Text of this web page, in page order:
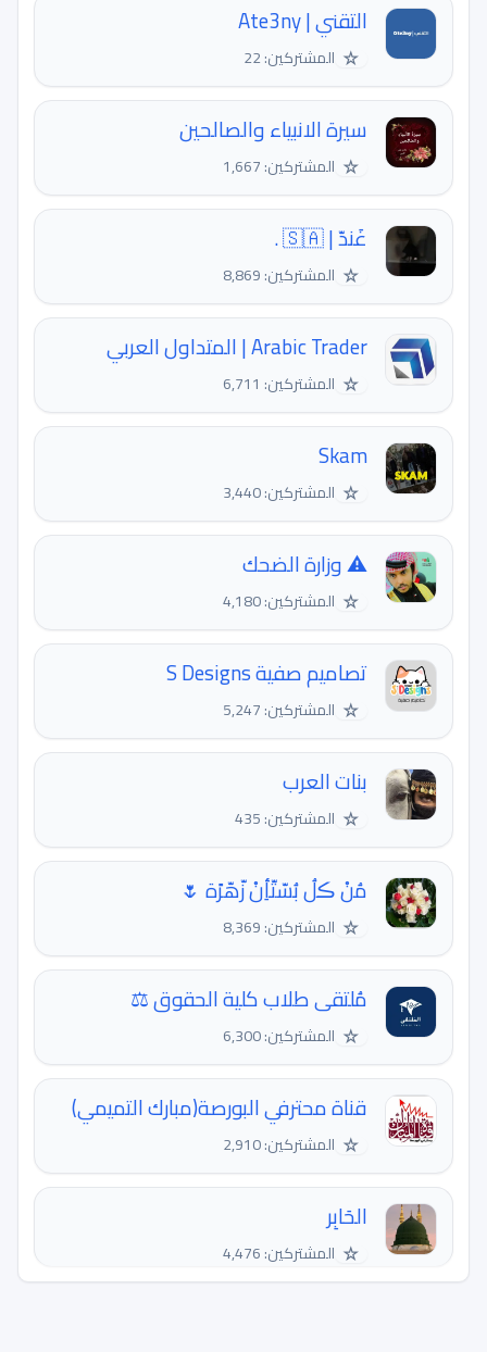
التقني | Ate3ny
☆ المشتركين: 22
سيرة الانبياء والصالحين
☆ المشتركين: 1,667
غَندّ | 🇸🇦 .
☆ المشتركين: 8,869
Arabic Trader | المتداول العربي
☆ المشتركين: 6,711
Skam
☆ المشتركين: 3,440
⚠️ وزارة الضحك
☆ المشتركين: 4,180
تصاميم صفية S Designs
☆ المشتركين: 5,247
بنات العرب
☆ المشتركين: 435
مُنْ ڪلُ بُسّتّأِنْ زّهّرًة 🌷
☆ المشتركين: 8,369
مُلتقى طلاب كلية الحقوق ⚖
☆ المشتركين: 6,300
قناة محترفي البورصة(مبارك التميمي)
☆ المشتركين: 2,910
الحَابِر
☆ المشتركين: 4,476